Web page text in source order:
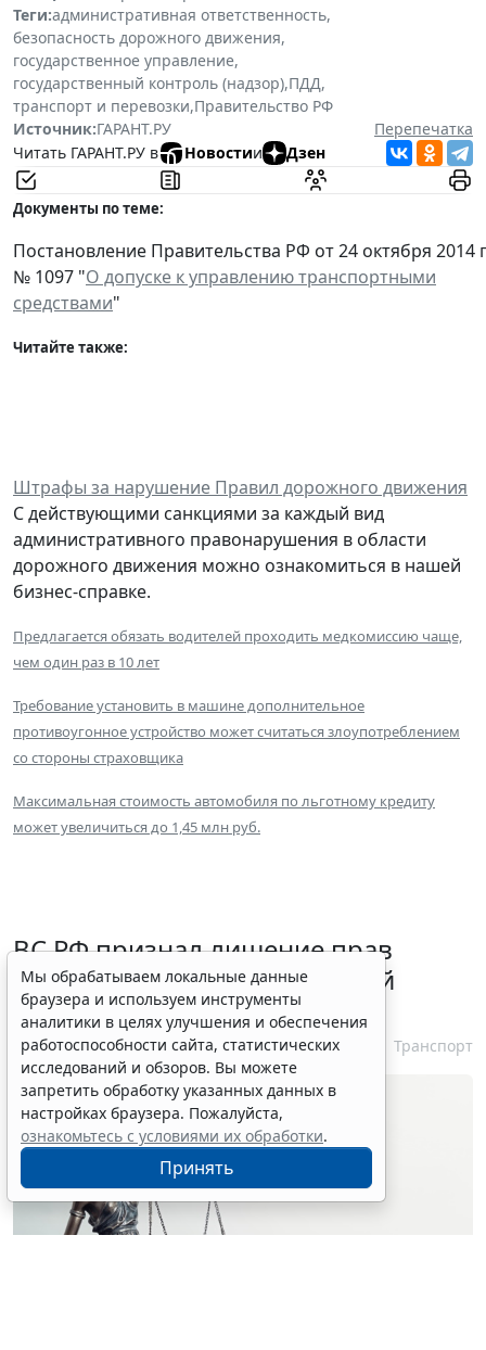
Теги:административная ответственность,
безопасность дорожного движения,
государственное управление,
государственный контроль (надзор),ПДД,
транспорт и перевозки,Правительство РФ
Источник:ГАРАНТ.РУ
Перепечатка
Читать ГАРАНТ.РУ в
Новостии Дзен
Документы по теме:
Постановление Правительства РФ от 24 октября 2014
№ 1097 "О допуске к управлению транспортными
средствами"
Читайте также:
Штрафы за нарушение Правил дорожного движения
С действующими санкциями за каждый вид
административного правонарушения в области
дорожного движения можно ознакомиться в нашей
бизнес-справке.
Предлагается обязать водителей проходить медкомиссию чаще,
чем один раз в 10 лет
Требование установить в машине дополнительное
противоугонное устройство может считаться злоупотреблением
со стороны страховщика
Максимальная стоимость автомобиля по льготному кредиту
может увеличиться до 1,45 млн руб.
ВС РФ признал лишение прав
незаконным при неизвестной
личности водителя
7 августа 2026 16:37 Транспорт
Мы обрабатываем локальные данные
браузера и используем инструменты
аналитики в целях улучшения и обеспечения
работоспособности сайта, статистических
исследований и обзоров. Вы можете
запретить обработку указанных данных в
настройках браузера. Пожалуйста,
ознакомьтесь с условиями их обработки.
Принять